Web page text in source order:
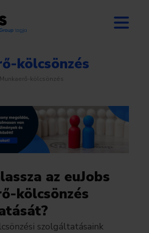
kölcsönzés
Munkaerő-kölcsönzés
az euJobs
kölcsönzés
szolgáltatásaink